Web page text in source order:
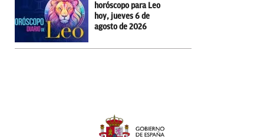
horóscopo para Leo
hoy, jueves 6 de
agosto de 2026